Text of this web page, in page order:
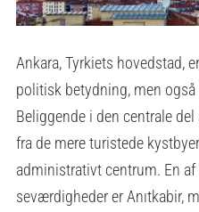
Ankara, Tyrkiets hovedstad,
politisk betydning, men
Beliggende i den centrale
fra de mere turistede
administrativt centrum. En
seværdigheder er Anıtkabir,